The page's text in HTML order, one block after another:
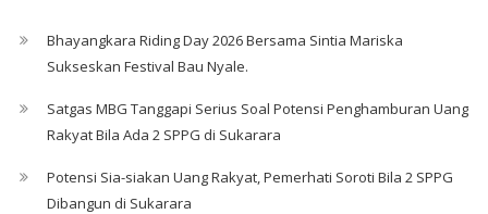
Bhayangkara Riding Day 2026 Bersama Sintia Mariska
Sukseskan Festival Bau Nyale. ‎
Satgas MBG Tanggapi Serius Soal Potensi Penghamburan Uang
Rakyat Bila Ada 2 SPPG di Sukarara
Potensi Sia-siakan Uang Rakyat, Pemerhati Soroti Bila 2 SPPG
Dibangun di Sukarara